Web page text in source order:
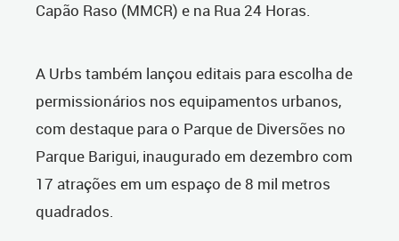
Capão Raso (MMCR) e na Rua 24 Horas.
A Urbs também lançou editais para escolha de
permissionários nos equipamentos urbanos,
com destaque para o Parque de Diversões no
Parque Barigui, inaugurado em dezembro com
17 atrações em um espaço de 8 mil metros
quadrados.